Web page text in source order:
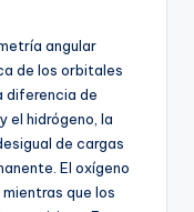
angular
de los orbitales
diferencia de
el hidrógeno, la
de cargas
El oxígeno
que los